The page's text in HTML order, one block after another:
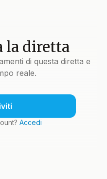
la diretta
di questa diretta e
reale.
Accedi